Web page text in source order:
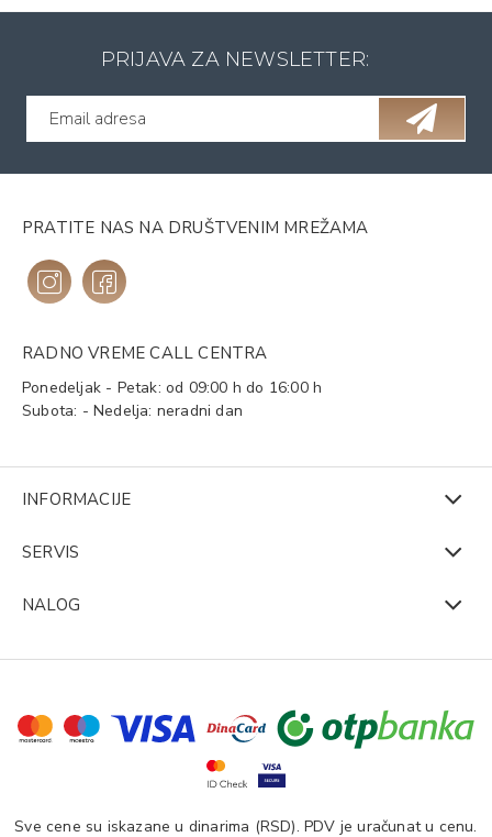
PRIJAVA ZA NEWSLETTER:
PRATITE NAS NA DRUŠTVENIM MREŽAMA
RADNO VREME CALL CENTRA
Ponedeljak - Petak: od 09:00 h do 16:00 h
Subota: - Nedelja: neradni dan
INFORMACIJE
SERVIS
NALOG
Sve cene su iskazane u dinarima (RSD). PDV je uračunat u cenu.